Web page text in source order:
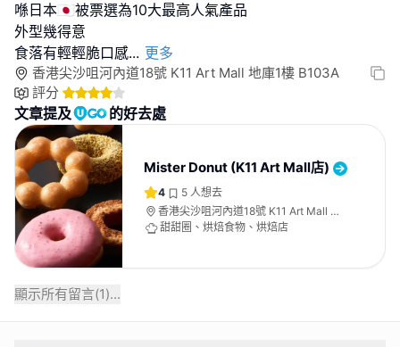
喺日本🇯🇵被票選為10大最高人氣產品
外型幾得意
食落有輕輕脆口感... 更多
香港尖沙咀河內道18號 K11 Art Mall 地庫1樓 B103A
評分
文章提及 的好去處
Mister Donut (K11 Art Mall店)
4 5 人想去
香港尖沙咀河內道18號 K11 Art Mall 地
庫1樓 B103A
甜甜圈、烘焙食物、烘焙店
顯示所有留言(1)...